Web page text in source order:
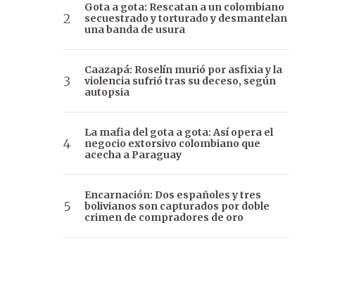
Gota a gota: Rescatan a un colombiano
secuestrado y torturado y desmantelan
una banda de usura
Caazapá: Roselín murió por asfixia y la
violencia sufrió tras su deceso, según
autopsia
La mafia del gota a gota: Así opera el
negocio extorsivo colombiano que
acecha a Paraguay
Encarnación: Dos españoles y tres
bolivianos son capturados por doble
crimen de compradores de oro